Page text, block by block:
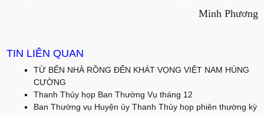
Minh Phương
TIN LIÊN QUAN
TỪ BẾN NHÀ RỒNG ĐẾN KHÁT VỌNG VIỆT NAM HÙNG
CƯỜNG
Thanh Thủy họp Ban Thường Vụ tháng 12
Ban Thường vụ Huyện ủy Thanh Thủy họp phiên thường kỳ